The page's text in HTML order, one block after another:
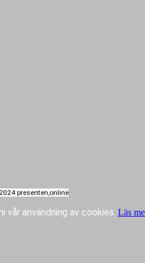
presenten,online
användning av cookies. Läs